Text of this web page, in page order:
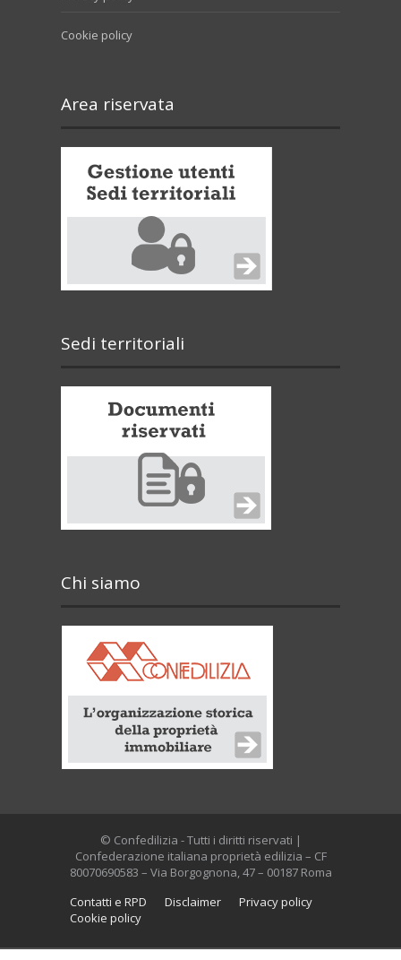
Cookie policy
Area riservata
Sedi territoriali
Chi siamo
© Confedilizia - Tutti i diritti riservati |
Confederazione italiana proprietà edilizia – CF
80070690583 – Via Borgognona, 47 – 00187 Roma
Contatti e RPD
Disclaimer
Privacy policy
Cookie policy